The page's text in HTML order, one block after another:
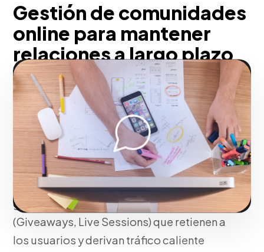
Gestión de comunidades
online para mantener
relaciones a largo plazo
en Bayamón
Desde nuestra experiencia, no somos
simplemente publicadores de contenido;
transformamos tus perfiles sociales en
canales de fidelización comercial (Social
Selling). Construimos interacción
genuina y dinámicas de interacción
(Giveaways, Live Sessions) que retienen a
los usuarios y derivan tráfico caliente